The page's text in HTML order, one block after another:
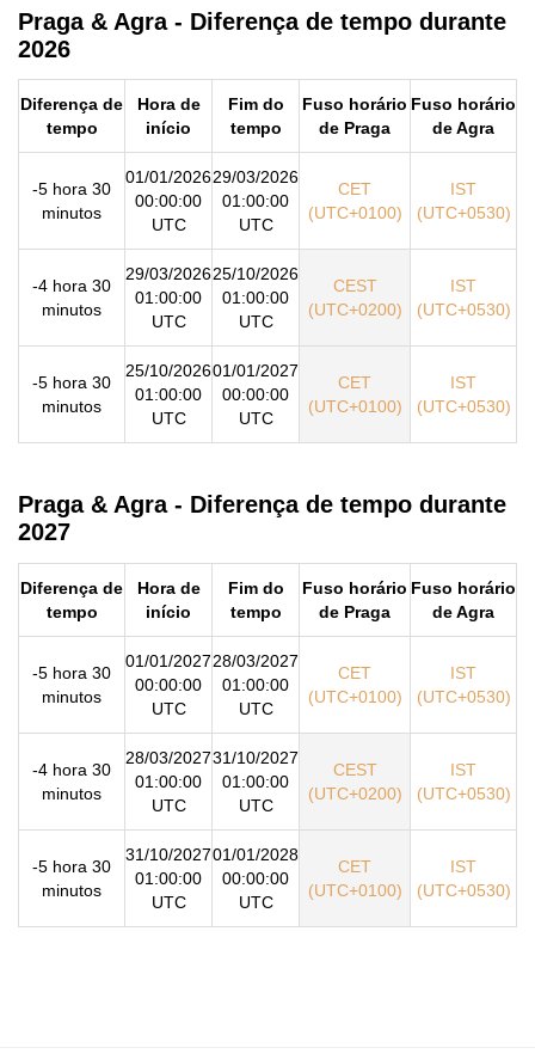
Praga & Agra - Diferença de tempo durante
2026
Diferença de
tempo
Hora de
início
Fim do
tempo
Fuso horário
de Praga
Fuso horário
de Agra
-5 hora 30
minutos
01/01/2026
00:00:00
UTC
29/03/2026
01:00:00
UTC
CET
(UTC+0100)
IST
(UTC+0530)
-4 hora 30
minutos
29/03/2026
01:00:00
UTC
25/10/2026
01:00:00
UTC
CEST
(UTC+0200)
IST
(UTC+0530)
-5 hora 30
minutos
25/10/2026
01:00:00
UTC
01/01/2027
00:00:00
UTC
CET
(UTC+0100)
IST
(UTC+0530)
Praga & Agra - Diferença de tempo durante
2027
Diferença de
tempo
Hora de
início
Fim do
tempo
Fuso horário
de Praga
Fuso horário
de Agra
-5 hora 30
minutos
01/01/2027
00:00:00
UTC
28/03/2027
01:00:00
UTC
CET
(UTC+0100)
IST
(UTC+0530)
-4 hora 30
minutos
28/03/2027
01:00:00
UTC
31/10/2027
01:00:00
UTC
CEST
(UTC+0200)
IST
(UTC+0530)
-5 hora 30
minutos
31/10/2027
01:00:00
UTC
01/01/2028
00:00:00
UTC
CET
(UTC+0100)
IST
(UTC+0530)